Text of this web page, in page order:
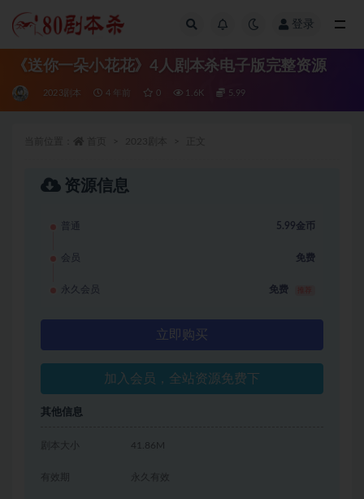
登录
《送你一朵小花花》4人剧本杀电子版完整资源
2023剧本 4 年前 0 1.6K 5.99
资源信息
普通 5.99金币
会员 免费
永久会员 免费
立即购买
加入会员，全站资源免费下
其他信息
剧本大小 41.86M
有效期 永久有效